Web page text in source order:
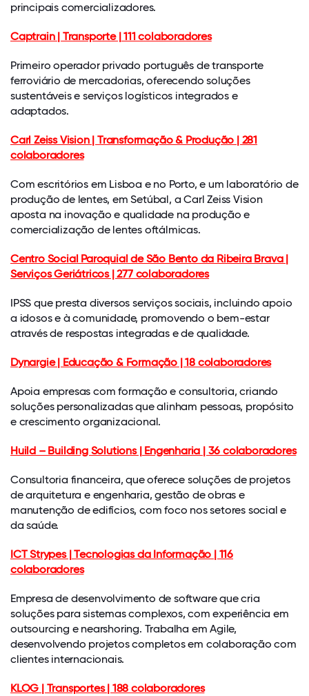
principais comercializadores.
Captrain | Transporte | 111 colaboradores
Primeiro operador privado português de transporte
ferroviário de mercadorias, oferecendo soluções
sustentáveis e serviços logísticos integrados e
adaptados.
Carl Zeiss Vision | Transformação & Produção | 281
colaboradores
Com escritórios em Lisboa e no Porto, e um laboratório de
produção de lentes, em Setúbal, a Carl Zeiss Vision
aposta na inovação e qualidade na produção e
comercialização de lentes oftálmicas.
Centro Social Paroquial de São Bento da Ribeira Brava |
Serviços Geriátricos | 277 colaboradores
IPSS que presta diversos serviços sociais, incluindo apoio
a idosos e à comunidade, promovendo o bem-estar
através de respostas integradas e de qualidade.
Dynargie | Educação & Formação | 18 colaboradores
Apoia empresas com formação e consultoria, criando
soluções personalizadas que alinham pessoas, propósito
e crescimento organizacional.
Huild – Building Solutions | Engenharia | 36 colaboradores
Consultoria financeira, que oferece soluções de projetos
de arquitetura e engenharia, gestão de obras e
manutenção de edifícios, com foco nos setores social e
da saúde.
ICT Strypes | Tecnologias da Informação | 116
colaboradores
Empresa de desenvolvimento de software que cria
soluções para sistemas complexos, com experiência em
outsourcing e nearshoring. Trabalha em Agile,
desenvolvendo projetos completos em colaboração com
clientes internacionais.
KLOG | Transportes | 188 colaboradores